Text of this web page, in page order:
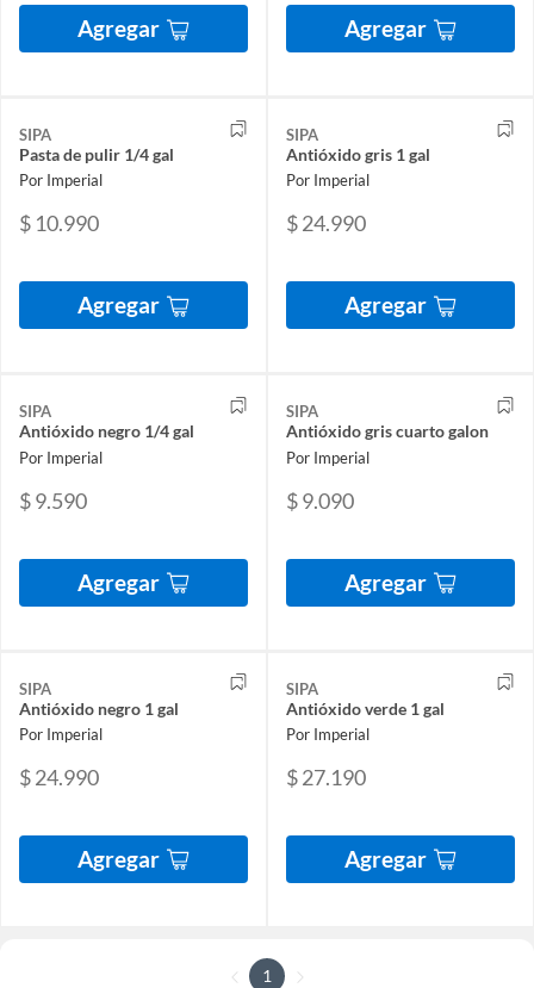
Agregar Agregar
SIPA
Pasta de pulir 1/4 gal
Por Imperial
$ 10.990
Agregar
SIPA
Antióxido gris 1 gal
Por Imperial
$ 24.990
Agregar
SIPA
Antióxido negro 1/4 gal
Por Imperial
$ 9.590
Agregar
SIPA
Antióxido gris cuarto galon
Por Imperial
$ 9.090
Agregar
SIPA
Antióxido negro 1 gal
Por Imperial
$ 24.990
Agregar
SIPA
Antióxido verde 1 gal
Por Imperial
$ 27.190
Agregar
1